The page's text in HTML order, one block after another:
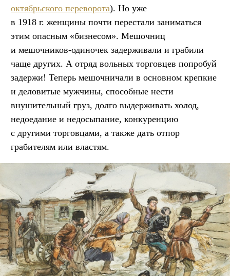
октябрьского переворота). Но уже
в 1918 г. женщины почти перестали заниматься
этим опасным «бизнесом». Мешочниц
и мешочников-одиночек задерживали и грабили
чаще других. А отряд вольных торговцев попробуй
задержи! Теперь мешочничали в основном крепкие
и деловитые мужчины, способные нести
внушительный груз, долго выдерживать холод,
недоедание и недосыпание, конкуренцию
с другими торговцами, а также дать отпор
грабителям или властям.